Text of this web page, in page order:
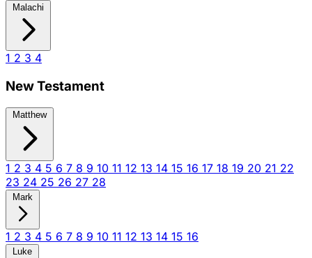
Malachi
1 2 3 4
New Testament
Matthew
1 2 3 4 5 6 7 8 9 10 11 12 13 14 15 16 17 18 19 20 21 22
23 24 25 26 27 28
Mark
1 2 3 4 5 6 7 8 9 10 11 12 13 14 15 16
Luke